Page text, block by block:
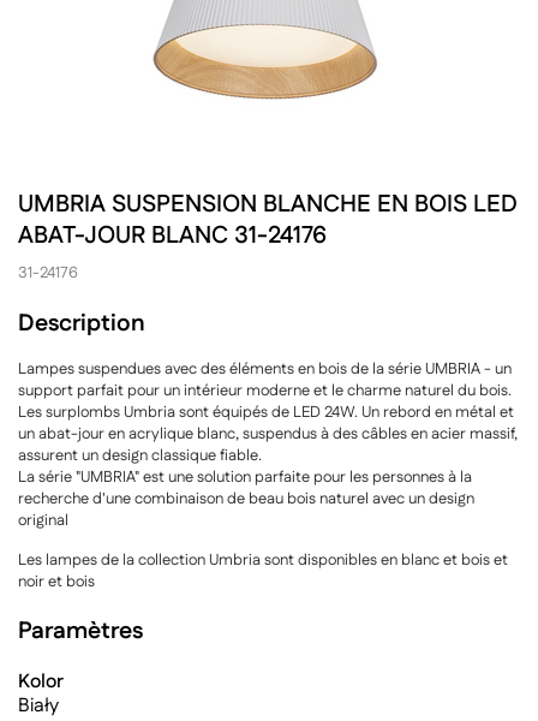
UMBRIA SUSPENSION BLANCHE EN BOIS LED
ABAT-JOUR BLANC 31-24176
31-24176
Description
Lampes suspendues avec des éléments en bois de la série UMBRIA - un
support parfait pour un intérieur moderne et le charme naturel du bois.
Les surplombs Umbria sont équipés de LED 24W. Un rebord en métal et
un abat-jour en acrylique blanc, suspendus à des câbles en acier massif,
assurent un design classique fiable.
La série "UMBRIA" est une solution parfaite pour les personnes à la
recherche d'une combinaison de beau bois naturel avec un design
original
Les lampes de la collection Umbria sont disponibles en blanc et bois et
noir et bois
Paramètres
Kolor
Biały